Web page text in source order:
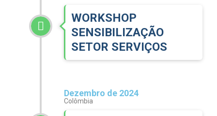
WORKSHOP
SENSIBILIZAÇÃO
SETOR SERVIÇOS
Dezembro de 2024
Colômbia